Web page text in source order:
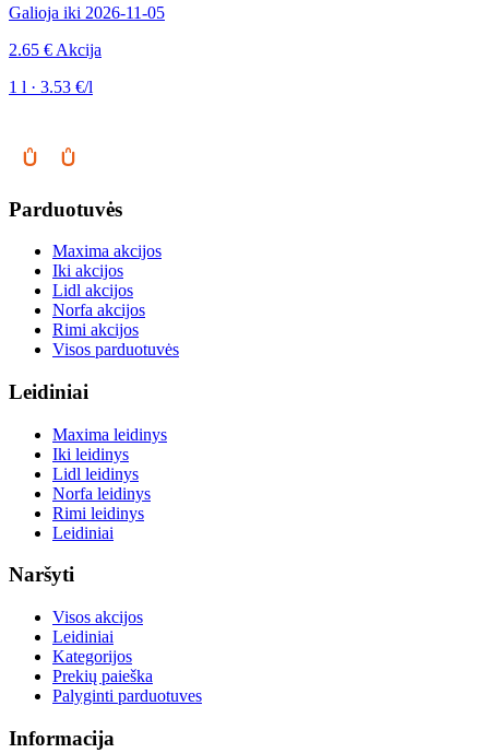
Galioja iki 2026-11-05
2.65 € Akcija
1 l · 3.53 €/l
Parduotuvės
Maxima akcijos
Iki akcijos
Lidl akcijos
Norfa akcijos
Rimi akcijos
Visos parduotuvės
Leidiniai
Maxima leidinys
Iki leidinys
Lidl leidinys
Norfa leidinys
Rimi leidinys
Leidiniai
Naršyti
Visos akcijos
Leidiniai
Kategorijos
Prekių paieška
Palyginti parduotuves
Informacija